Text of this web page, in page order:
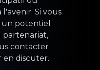
Si vous
un potentiel
partenariat,
contacter
discuter.